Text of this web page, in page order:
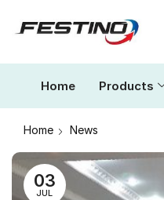
Home Products
Home News
03
JUL